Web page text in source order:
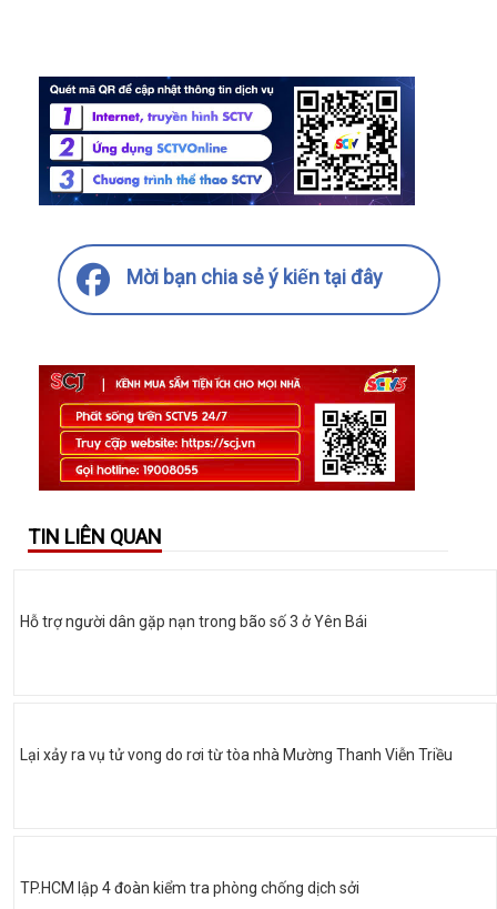
Mời bạn chia sẻ ý kiến tại đây
TIN LIÊN QUAN
Hỗ trợ người dân gặp nạn trong bão số 3 ở Yên Bái
Lại xảy ra vụ tử vong do rơi từ tòa nhà Mường Thanh Viễn Triều
TP.HCM lập 4 đoàn kiểm tra phòng chống dịch sởi